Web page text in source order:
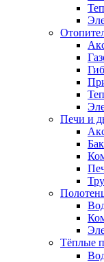
Печи и
Тёплые